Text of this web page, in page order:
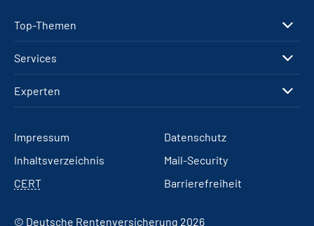
Top-Themen
Services
Experten
Impressum
Datenschutz
Inhaltsverzeichnis
Mail-Security
CERT
Barrierefreiheit
© Deutsche Rentenversicherung 2026